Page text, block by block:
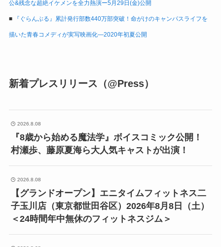
公&残念な超絶イケメンを全力熱演ー5月29日(金)公開
■ 『ぐらんぶる』累計発行部数440万部突破！命がけのキャンパスライフを
描いた青春コメディが実写映画化―2020年初夏公開
新着プレスリリース（@Press）
2026.8.08
『8歳から始める魔法学』ボイスコミック公開！
村瀬歩、藤原夏海ら大人気キャストが出演！
2026.8.08
【グランドオープン】エニタイムフィットネス二
子玉川店（東京都世田谷区）2026年8月8日（土）
＜24時間年中無休のフィットネスジム＞